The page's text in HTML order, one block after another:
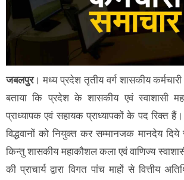
जबलपुर। मध्य प्रदेश तृतीय वर्ग शासकीय कर्मचारी
बताया कि प्रदेश के शासकीय एवं स्वाशासी
प्राध्यापक एवं सहायक प्राध्यापकों के पद रिक्त
विद्धवानों को नियुक्त कर सम्मानजक मानदेय दिये
किन्तु शासकीय महाकौशल कला एवं वाणिज्य
की प्राचार्य द्वारा विगत पांच माहों से वित्तीय